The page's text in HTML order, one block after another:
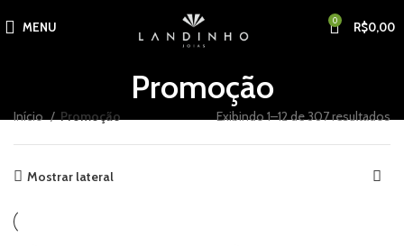
MENU 0 R$0,00
Promoção
Início Promoção Exibindo 1–12 de 307 resultados
Mostrar lateral